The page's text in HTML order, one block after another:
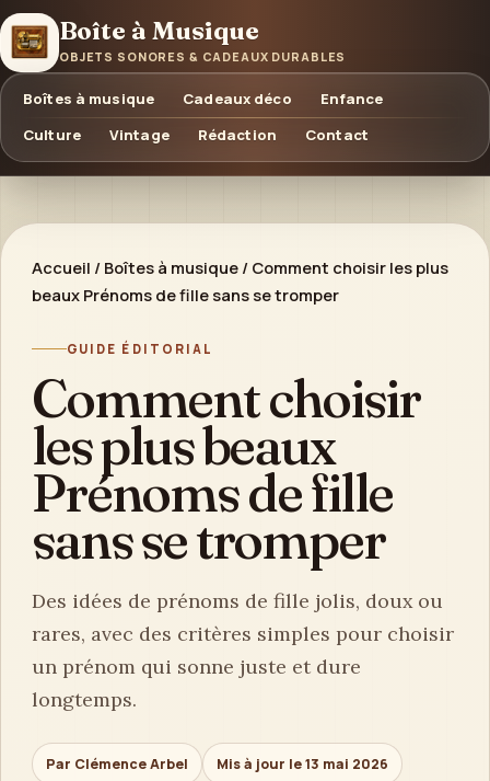
Boîte à Musique
OBJETS SONORES & CADEAUX DURABLES
Boîtes à musique Cadeaux déco
Enfance
Culture
Vintage Rédaction Contact
Accueil / Boîtes à musique / Comment choisir les plus
beaux Prénoms de fille sans se tromper
GUIDE ÉDITORIAL
Comment choisir
les plus beaux
Prénoms de fille
sans se tromper
Des idées de prénoms de fille jolis, doux ou
rares, avec des critères simples pour choisir
un prénom qui sonne juste et dure
longtemps.
Par Clémence Arbel Mis à jour le 13 mai 2026